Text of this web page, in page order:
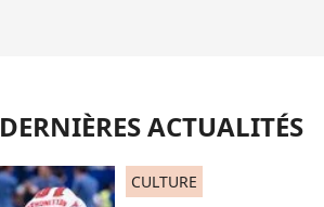
DERNIÈRES ACTUALITÉS
CULTURE